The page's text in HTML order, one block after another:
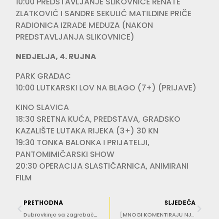
ZLATKOVIĆ I SANDRE SEKULIĆ MATILDINE PRIČE
RADIONICA IZRADE MEDUZA (NAKON
PREDSTAVLJANJA SLIKOVNICE)
NEDJELJA, 4. RUJNA
PARK GRADAC
10:00 LUTKARSKI LOV NA BLAGO (7+) (PRIJAVE)
KINO SLAVICA
18:30 SRETNA KUĆA, PREDSTAVA, GRADSKO
KAZALIŠTE LUTAKA RIJEKA (3+) 30 KN
19:30 TONKA BALONKA I PRIJATELJI,
PANTOMIMIČARSKI SHOW
20:30 OPERACIJA SLASTIČARNICA, ANIMIRANI
FILM
PRETHODNA
Dubrovkinja sa zagrebačkom adresom Nera Nikolić uživa na jahti Andrewa Tatea
SLJEDEĆA
[MNOGI KOMENTIRAJU NJEN NOVI IZGLED] Kolinda Grabar-Kitarović oprostila se od ljeta fotogalerijom iz Grada